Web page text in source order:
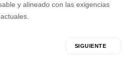
y alineado con las exigencias
SIGUIENTE